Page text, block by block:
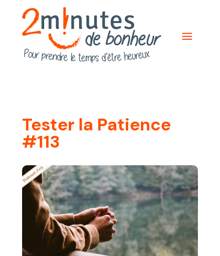
Tester la Patience
#113